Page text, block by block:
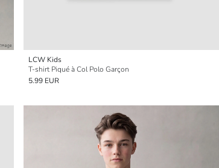
LCW Kids
T-shirt Piqué à Col Polo Garçon
5.99 EUR